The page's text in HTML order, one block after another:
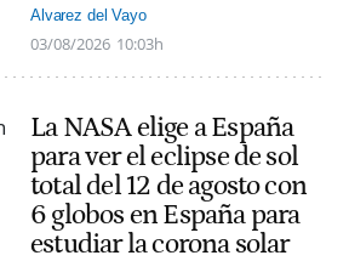
Alvarez del Vayo
03/08/2026 10:03h
La NASA elige a España
para ver el eclipse de sol
total del 12 de agosto con
6 globos en España para
estudiar la corona solar